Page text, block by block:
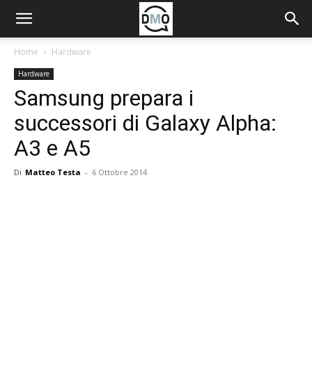
Home Hardware
Hardware
Samsung prepara i
successori di Galaxy Alpha:
A3 e A5
Di Matteo Testa - 6 Ottobre 2014